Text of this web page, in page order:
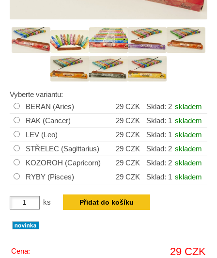
Vyberte variantu:
BERAN (Aries)
29 CZK Sklad: 2 skladem
RAK (Cancer)
29 CZK Sklad: 1 skladem
LEV (Leo)
29 CZK Sklad: 1 skladem
STŘELEC (Sagittarius)
29 CZK Sklad: 2 skladem
KOZOROH (Capricorn)
29 CZK Sklad: 2 skladem
RYBY (Pisces)
29 CZK Sklad: 1 skladem
ks
Cena: 29 CZK